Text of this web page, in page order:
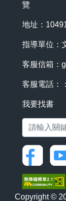
覽
地址：
指導單位：
客服信箱：
客服電話：
我要找書
Copyright ©